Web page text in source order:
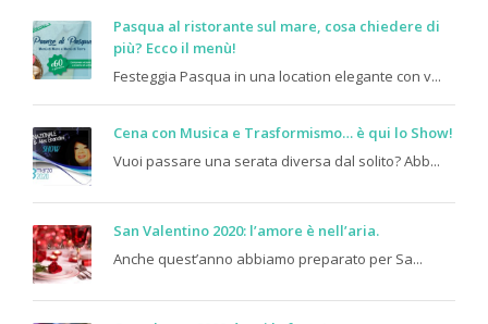
Pasqua al ristorante sul mare, cosa chiedere di
più? Ecco il menù!
Festeggia Pasqua in una location elegante con v...
Cena con Musica e Trasformismo… è qui lo Show!
Vuoi passare una serata diversa dal solito? Abb...
San Valentino 2020: l’amore è nell’aria.
Anche quest’anno abbiamo preparato per Sa...